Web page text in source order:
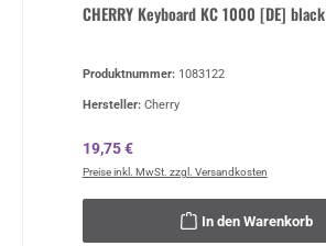
CHERRY Keyboard KC 1000 [DE] black
Produktnummer: 1083122
Hersteller: Cherry
Regulärer Preis:
19,75 €
Preise inkl. MwSt. zzgl. Versandkosten
In den Warenkorb